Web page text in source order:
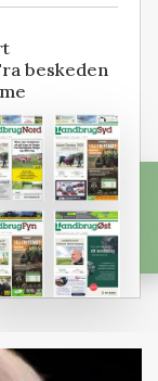
beskeden